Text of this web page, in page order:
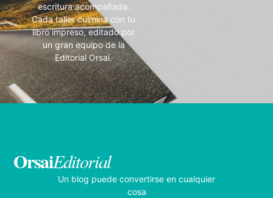
escritura acompañada.
Cada taller culmina con tu
libro impreso, editado por
un gran equipo de la
Editorial Orsai.
OrsaiEditorial
Un blog puede convertirse en cualquier
cosa